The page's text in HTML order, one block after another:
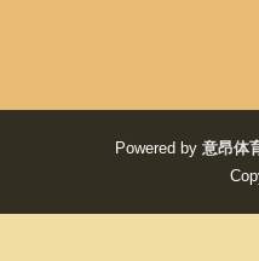
Powered by 意昂体